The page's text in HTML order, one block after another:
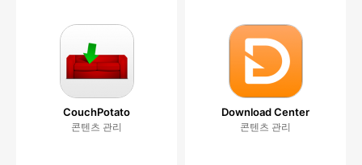
CouchPotato
콘텐츠 관리
Download Center
콘텐츠 관리